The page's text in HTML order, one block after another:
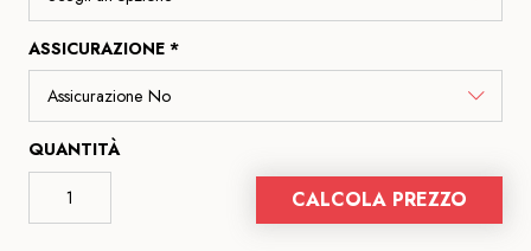
ASSICURAZIONE *
QUANTITÀ
CALCOLA PREZZO